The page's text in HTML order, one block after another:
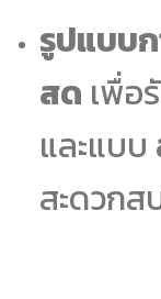
รูปแบบก
สด เพื่อ
และแบบ
สะดวกส